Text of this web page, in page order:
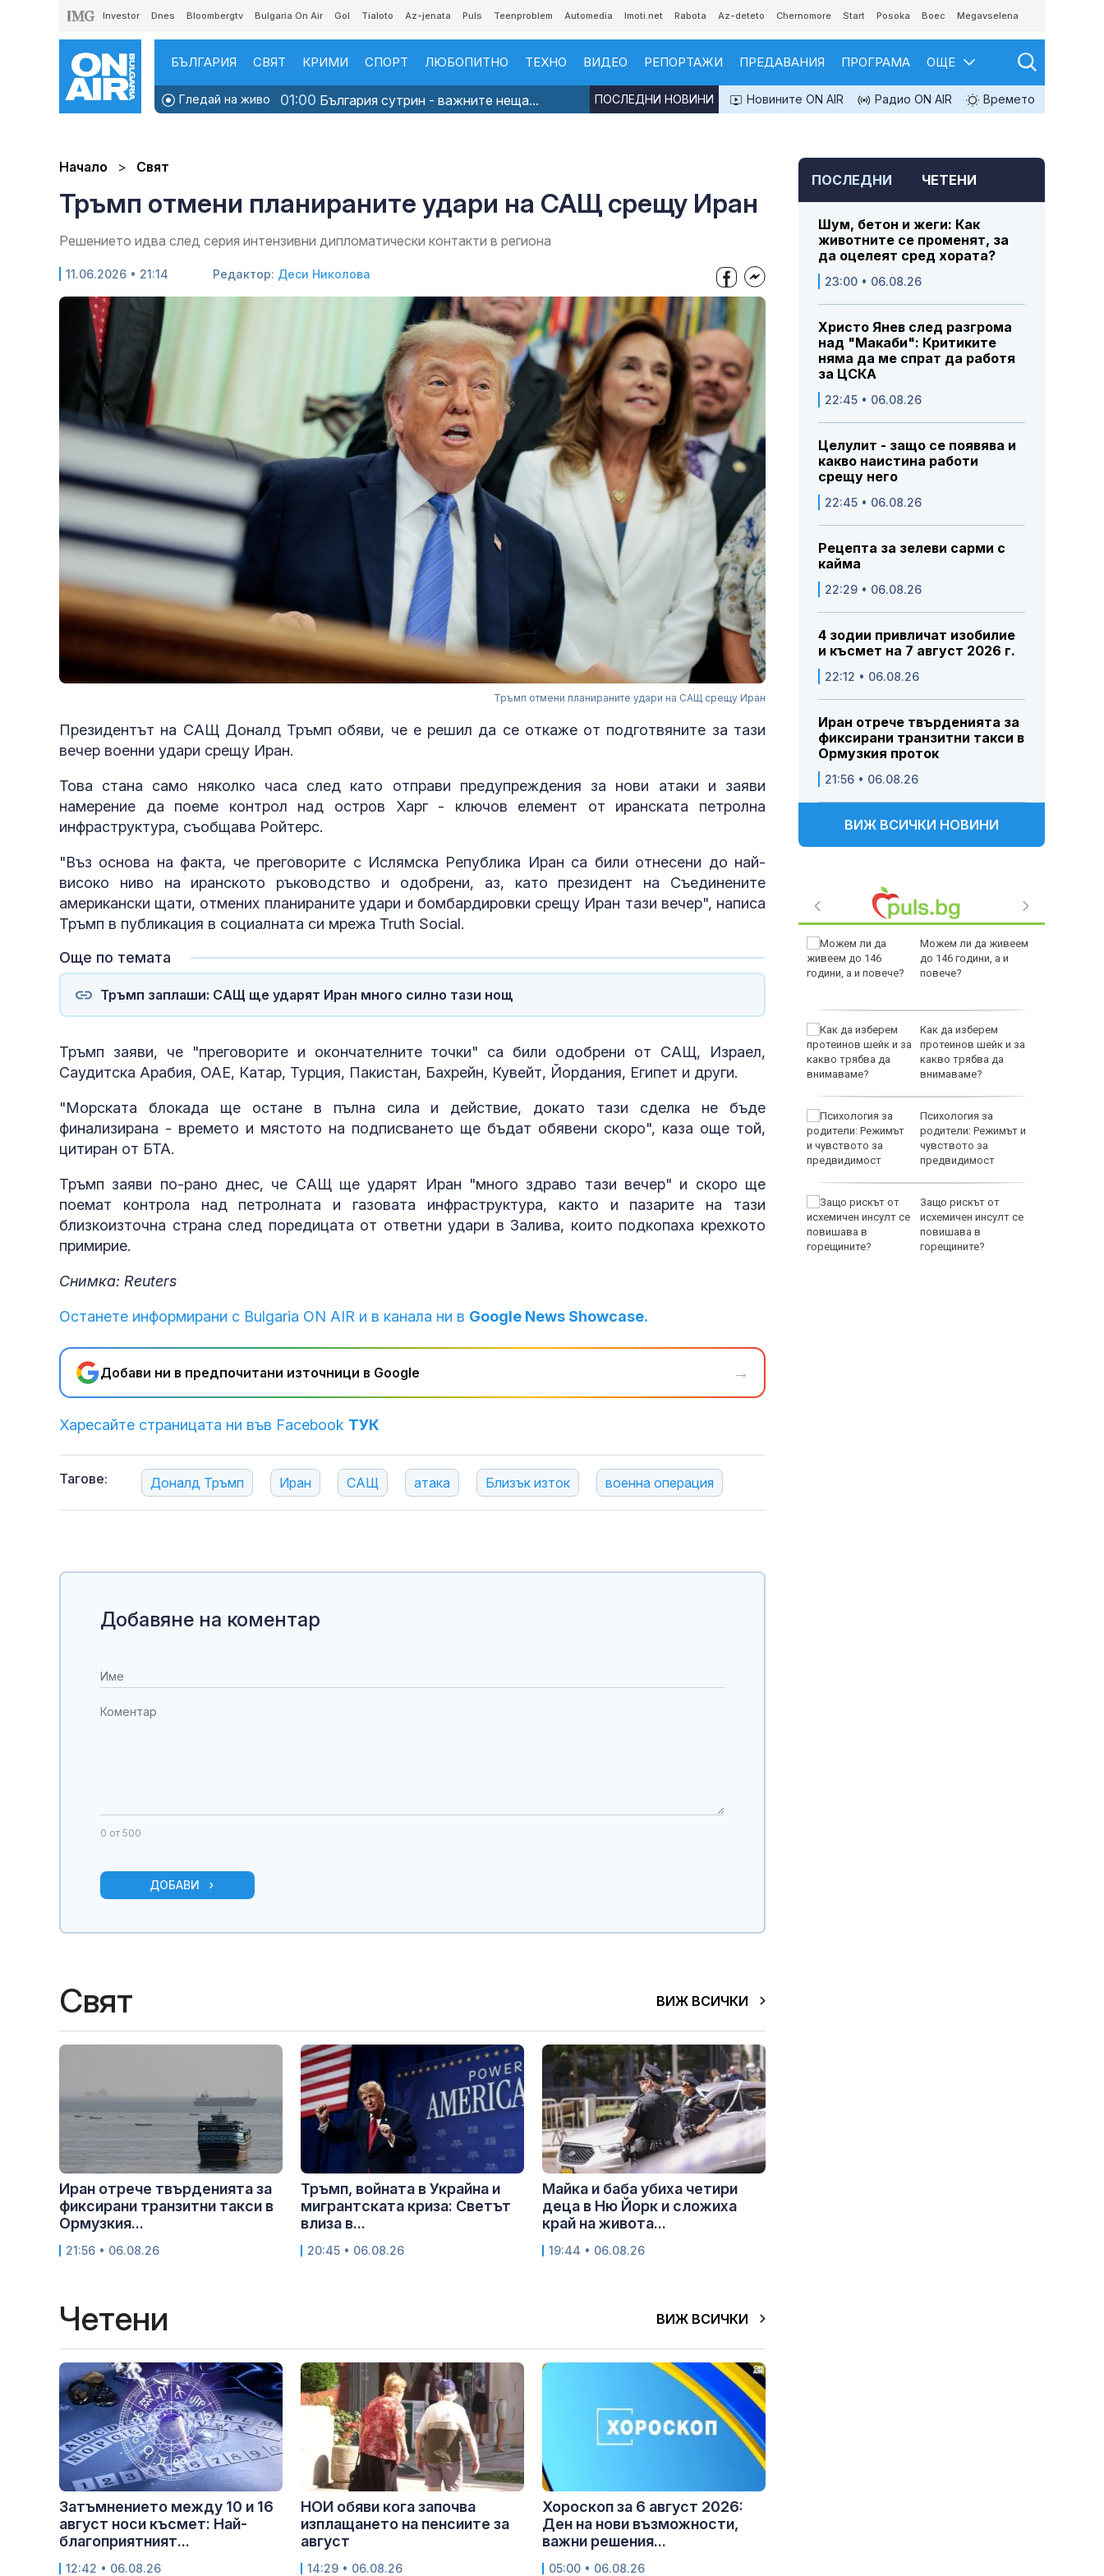
Investor Dnes Bloombergtv Bulgaria On Air Gol Tialoto Az-jenata Puls Teenproblem Automedia Imoti.net Rabota Az-deteto Chernomore Start Posoka Boec Megavselena
БЪЛГАРИЯ СВЯТ КРИМИ СПОРТ ЛЮБОПИТНО ТЕХНО ВИДЕО РЕПОРТАЖИ ПРЕДАВАНИЯ ПРОГРАМА ОЩЕ
Гледай на живо 01:00 България сутрин - важните неща... Новините ON AIR Радио ON AIR Времето
ПОСЛЕДНИ НОВИНИ
Начало Свят
Тръмп отмени планираните удари на САЩ срещу Иран
Решението идва след серия интензивни дипломатически контакти в региона
11.06.2026 • 21:14 Редактор: Деси Николова
Тръмп отмени планираните удари на САЩ срещу Иран
Президентът на САЩ Доналд Тръмп обяви, че е решил да се откаже от подготвяните за тази
вечер военни удари срещу Иран.
Това стана само няколко часа след като отправи предупреждения за нови атаки и заяви
намерение да поеме контрол над остров Харг - ключов елемент от иранската петролна
инфраструктура, съобщава Ройтерс.
"Въз основа на факта, че преговорите с Ислямска Република Иран са били отнесени до най-
високо ниво на иранското ръководство и одобрени, аз, като президент на Съединените
американски щати, отмених планираните удари и бомбардировки срещу Иран тази вечер", написа
Тръмп в публикация в социалната си мрежа Truth Social.
Още по темата
Тръмп заплаши: САЩ ще ударят Иран много силно тази нощ
Тръмп заяви, че "преговорите и окончателните точки" са били одобрени от САЩ, Израел,
Саудитска Арабия, ОАЕ, Катар, Турция, Пакистан, Бахрейн, Кувейт, Йордания, Египет и други.
"Морската блокада ще остане в пълна сила и действие, докато тази сделка не бъде
финализирана - времето и мястото на подписването ще бъдат обявени скоро", каза още той,
цитиран от БТА.
Тръмп заяви по-рано днес, че САЩ ще ударят Иран "много здраво тази вечер" и скоро ще
поемат контрола над петролната и газовата инфраструктура, както и пазарите на тази
близкоизточна страна след поредицата от ответни удари в Залива, които подкопаха крехкото
примирие.
Снимка: Reuters
Останете информирани с Bulgaria ON AIR и в канала ни в Google News Showcase.
Добави ни в предпочитани източници в Google →
Харесайте страницата ни във Facebook ТУК
Тагове: Доналд Тръмп Иран САЩ атака Близък изток военна операция
ПОСЛЕДНИ ЧЕТЕНИ
Шум, бетон и жеги: Как
животните се променят, за
да оцелеят сред хората?
23:00 • 06.08.26
Христо Янев след разгрома
над "Макаби": Критиките
няма да ме спрат да работя
за ЦСКА
22:45 • 06.08.26
Целулит - защо се появява и
какво наистина работи
срещу него
22:45 • 06.08.26
Рецепта за зелеви сарми с
кайма
22:29 • 06.08.26
4 зодии привличат изобилие
и късмет на 7 август 2026 г.
22:12 • 06.08.26
Иран отрече твърденията за
фиксирани транзитни такси в
Ормузкия проток
21:56 • 06.08.26
ВИЖ ВСИЧКИ НОВИНИ
в “месомелачката”
руски войник облечен
опасни мисии:
щурмовите
хеликоптери тренират
Как войните между
Иран и Украйна се
Меган Маркъл по
ЧРД
Можем ли да живеем
до 146 години, а и
повече?
Как да изберем
протеинов шейк и за
какво трябва да
внимаваме?
Психология за
родители: Режимът и
чувството за
предвидимост
Защо рискът от
исхемичен инсулт се
повишава в
горещините?
Добавяне на коментар
0 от 500
ДОБАВИ
Свят ВИЖ ВСИЧКИ
Иран отрече твърденията за
фиксирани транзитни такси в
Ормузкия...
21:56 • 06.08.26
Тръмп, войната в Украйна и
мигрантската криза: Светът
влиза в...
20:45 • 06.08.26
Майка и баба убиха четири
деца в Ню Йорк и сложиха
край на живота...
19:44 • 06.08.26
Четени ВИЖ ВСИЧКИ
Затъмнението между 10 и 16
август носи късмет: Най-
благоприятният...
12:42 • 06.08.26
НОИ обяви кога започва
изплащането на пенсиите за
август
14:29 • 06.08.26
Хороскоп за 6 август 2026:
Ден на нови възможности,
важни решения...
05:00 • 06.08.26